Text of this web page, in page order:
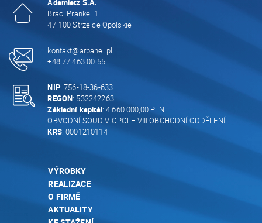
Adamietz S.A.
Braci Prankel 1
47-100 Strzelce Opolskie
kontakt@arpanel.pl
+48 77 463 00 55
NIP: 756-18-36-633
REGON: 532242263
Základní kapitál: 4 660 000,00 PLN
OBVODNÍ SOUD V OPOLE VIII OBCHODNÍ ODDĚLENÍ
KRS: 0001210114
VÝROBKY
REALIZACE
O FIRMĚ
AKTUALITY